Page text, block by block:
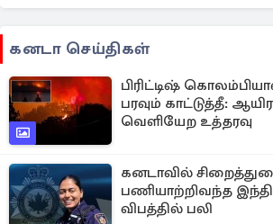
கனடா செய்திகள்
பிரிட்டிஷ்
பரவும் காட்டுத்தீ:
வெளியேற உத்தரவு
கனடாவில்
பணியாற்றிவந்த
விபத்தில் பலி